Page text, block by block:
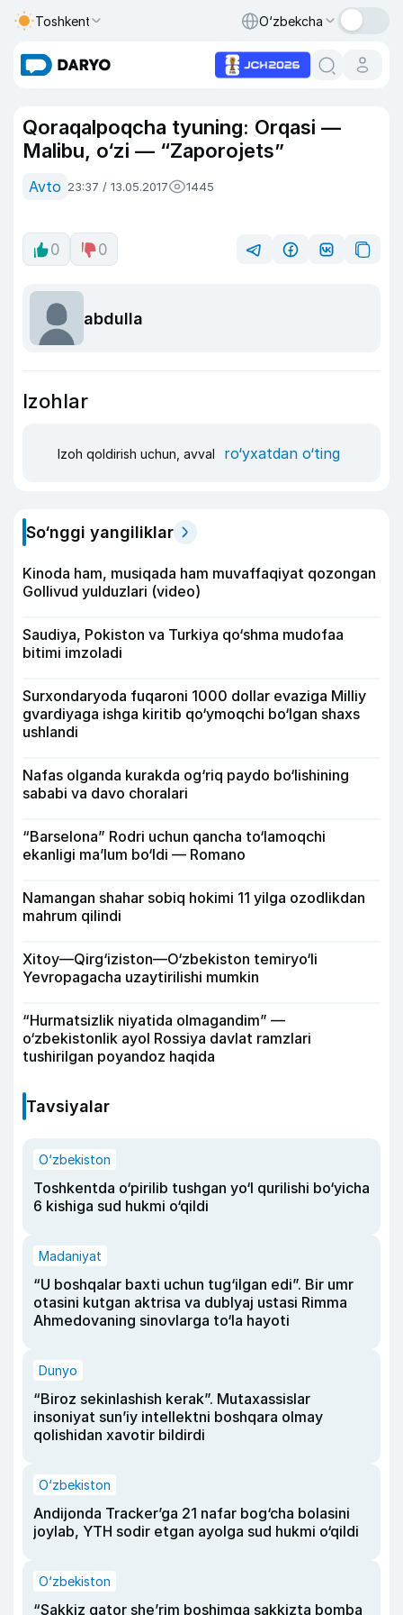
Toshkent O‘zbekcha
Qoraqalpoqcha tyuning: Orqasi —
Malibu, o‘zi — “Zaporojets”
Avto 23:37 / 13.05.2017 1445
0 0
abdulla
Izohlar
Izoh qoldirish uchun, avval ro‘yxatdan o‘ting
So‘nggi yangiliklar
Kinoda ham, musiqada ham muvaffaqiyat qozongan
Gollivud yulduzlari (video)
Saudiya, Pokiston va Turkiya qo‘shma mudofaa
bitimi imzoladi
Surxondaryoda fuqaroni 1000 dollar evaziga Milliy
gvardiyaga ishga kiritib qo‘ymoqchi bo‘lgan shaxs
ushlandi
Nafas olganda kurakda og‘riq paydo bo‘lishining
sababi va davo choralari
“Barselona” Rodri uchun qancha to‘lamoqchi
ekanligi ma’lum bo‘ldi — Romano
Namangan shahar sobiq hokimi 11 yilga ozodlikdan
mahrum qilindi
Xitoy—Qirg‘iziston—O‘zbekiston temiryo‘li
Yevropagacha uzaytirilishi mumkin
“Hurmatsizlik niyatida olmagandim” —
o‘zbekistonlik ayol Rossiya davlat ramzlari
tushirilgan poyandoz haqida
Tavsiyalar
O‘zbekiston
Toshkentda o‘pirilib tushgan yo‘l qurilishi bo‘yicha
6 kishiga sud hukmi o‘qildi
Madaniyat
“U boshqalar baxti uchun tug‘ilgan edi”. Bir umr
otasini kutgan aktrisa va dublyaj ustasi Rimma
Ahmedovaning sinovlarga to‘la hayoti
Dunyo
“Biroz sekinlashish kerak”. Mutaxassislar
insoniyat sun’iy intellektni boshqara olmay
qolishidan xavotir bildirdi
O‘zbekiston
Andijonda Tracker’ga 21 nafar bog‘cha bolasini
joylab, YTH sodir etgan ayolga sud hukmi o‘qildi
O‘zbekiston
“Sakkiz qator she’rim boshimga sakkizta bomba